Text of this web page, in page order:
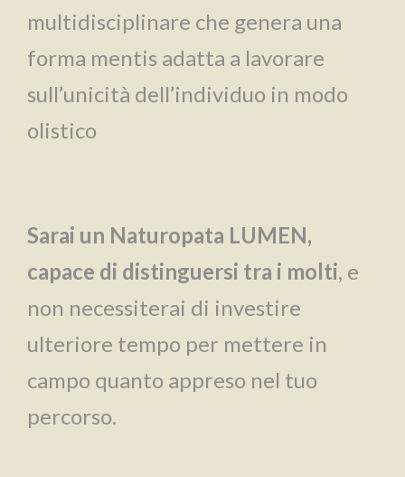
multidisciplinare che genera una
forma mentis adatta a lavorare
sull’unicità dell’individuo in modo
olistico
Sarai un Naturopata LUMEN,
capace di distinguersi tra i molti, e
non necessiterai di investire
ulteriore tempo per mettere in
campo quanto appreso nel tuo
percorso.